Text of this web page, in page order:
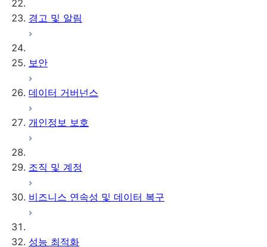
경고 및 알림
보안
데이터 거버넌스
개인정보 보호
조직 및 계정
비즈니스 연속성 및 데이터 복구
성능 최적화